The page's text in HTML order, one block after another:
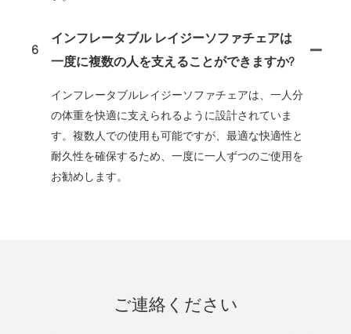
6
インフレータブル レイジーソファチェアは
一度に複数の人を支えることができますか?
インフレータブルレイジーソファチェアは、一人分
の体重を快適に支えられるように設計されていま
す。複数人での使用も可能ですが、最適な快適性と
耐久性を確保するため、一度に一人ずつのご使用を
お勧めします。
ご連絡ください